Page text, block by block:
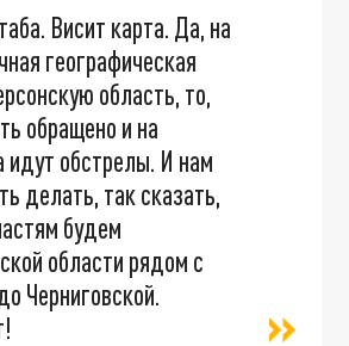
Висит карта. Да, на
географическая
область, то,
обращено и на
идут обстрелы. И нам
делать, так сказать,
будем
области рядом с
Черниговской.